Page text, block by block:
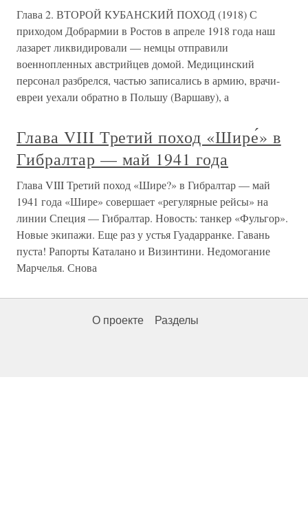
Глава 2. ВТОРОЙ КУБАНСКИЙ ПОХОД (1918) С
приходом Добрармии в Ростов в апреле 1918 года наш
лазарет ликвидировали — немцы отправили
военнопленных австрийцев домой. Медицинский
персонал разбрелся, частью записались в армию, врачи-
евреи уехали обратно в Польшу (Варшаву), а
Глава VIII Третий поход «Шире́» в
Гибралтар — май 1941 года
Глава VIII Третий поход «Шире?» в Гибралтар — май
1941 года «Шире» совершает «регулярные рейсы» на
линии Специя — Гибралтар. Новость: танкер «Фульгор».
Новые экипажи. Еще раз у устья Гуадарранке. Гавань
пуста! Рапорты Каталано и Визинтини. Недомогание
Марчелья. Снова
О проекте Разделы